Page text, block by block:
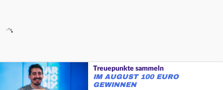
Treuepunkte sammeln
IM AUGUST 100 EURO
GEWINNEN